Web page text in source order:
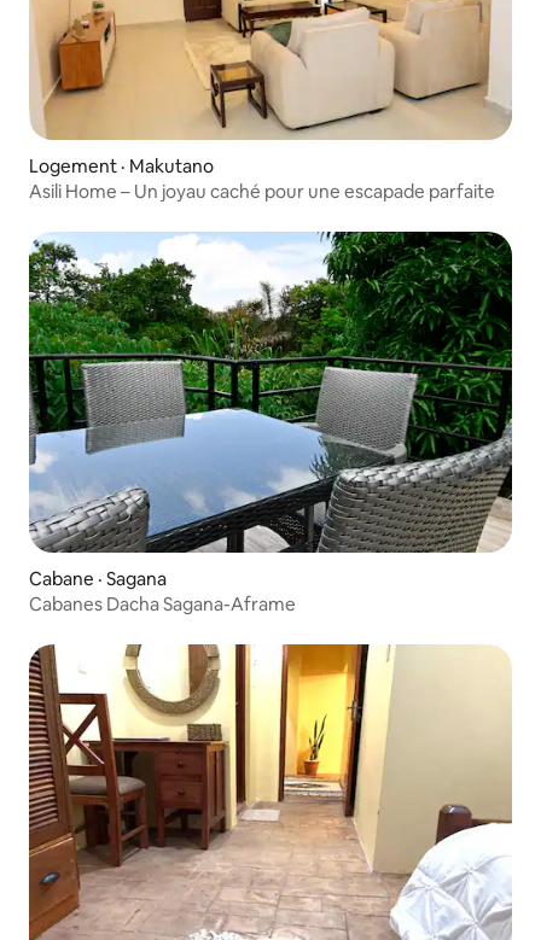
Logement · Makutano
Asili Home – Un joyau caché pour une escapade parfaite
Cabane · Sagana
Cabanes Dacha Sagana-Aframe